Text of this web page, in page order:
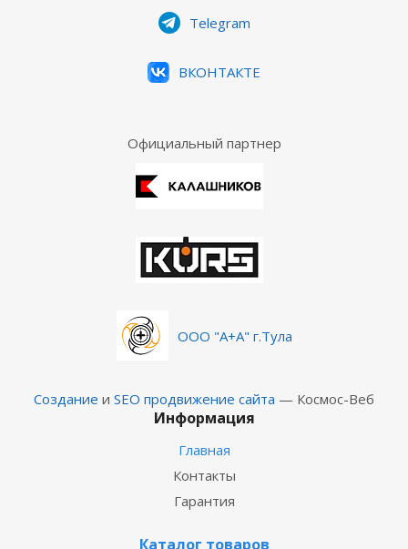
Telegram
ВКОНТАКТЕ
Официальный партнер
ООО "А+А" г.Тула
Создание и SEO продвижение сайта — Космос-Веб
Информация
Главная
Контакты
Гарантия
Каталог товаров